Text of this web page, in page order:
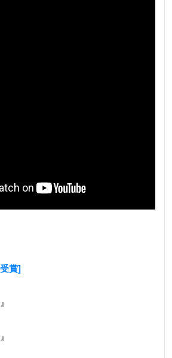
賞]